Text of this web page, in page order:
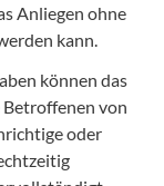
Anliegen ohne
kann.
können das
von
oder